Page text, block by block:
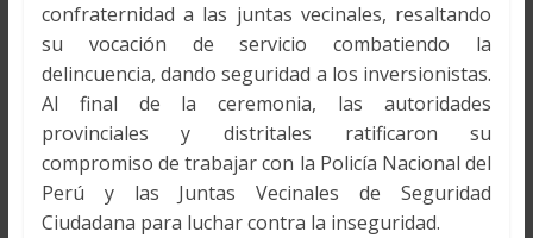
confraternidad a las juntas vecinales, resaltando
su vocación de servicio combatiendo la
delincuencia, dando seguridad a los inversionistas.
Al final de la ceremonia, las autoridades
provinciales y distritales ratificaron su
compromiso de trabajar con la Policía Nacional del
Perú y las Juntas Vecinales de Seguridad
Ciudadana para luchar contra la inseguridad.